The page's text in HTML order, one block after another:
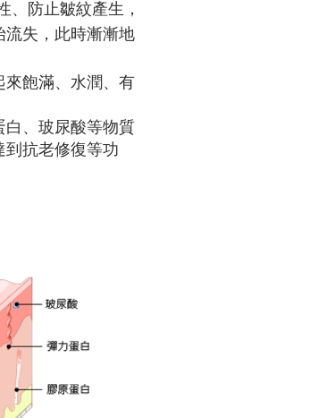
防止皺紋產生，
失，此時漸漸地
飽滿、水潤、有
、玻尿酸等物質
抗老修復等功